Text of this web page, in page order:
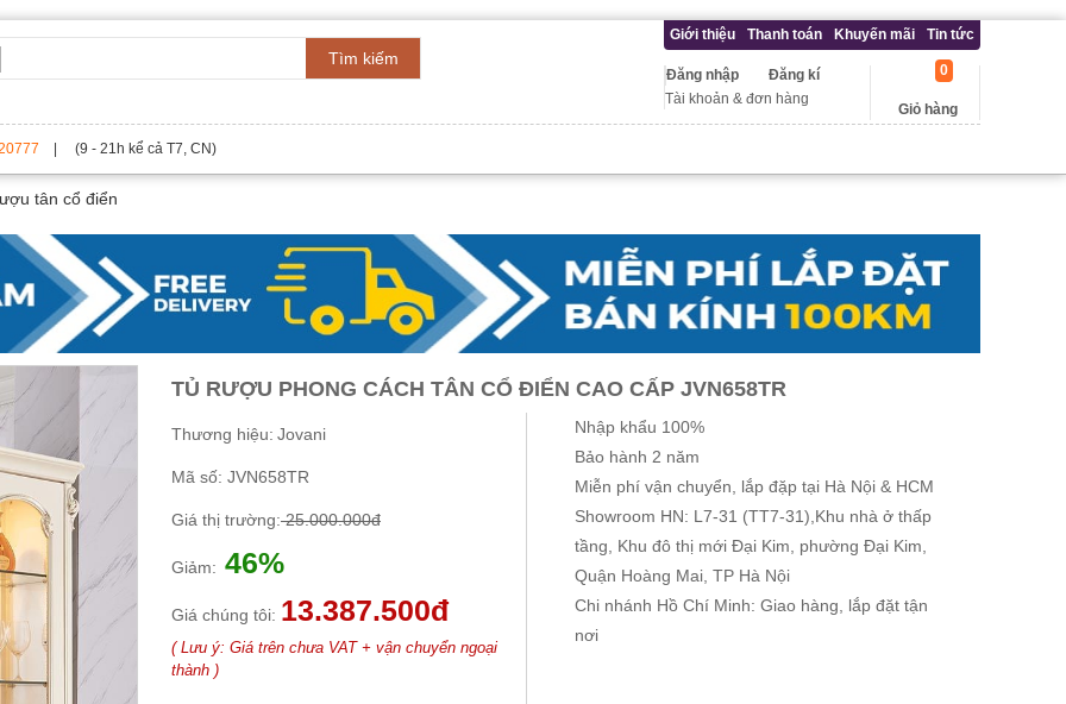
Tìm kiếm
Giới thiệu Thanh toán Khuyến mãi Tin tức
Đăng kí
Đăng nhập
Tài khoản & đơn hàng
Giỏ hàng
0
| (9 - 21h kể cả T7, CN)
tân cổ điển
TỦ RƯỢU PHONG CÁCH TÂN CỔ ĐIỂN CAO CẤP JVN658TR
Thương hiệu: Jovani
Mã số: JVN658TR
Giá thị trường:25.000.000đ
Giảm: 46%
Giá chúng tôi: 13.387.500đ
( Lưu ý: Giá trên chưa VAT + vận chuyển ngoại
thành )
Nhập khẩu 100%
Bảo hành 2 năm
Miễn phí vận chuyển, lắp đặp tại Hà Nội & HCM
Showroom HN: L7-31 (TT7-31),Khu nhà ở thấp
tầng, Khu đô thị mới Đại Kim, phường Đại Kim,
Quận Hoàng Mai, TP Hà Nội
Chi nhánh Hồ Chí Minh: Giao hàng, lắp đặt tận
nơi